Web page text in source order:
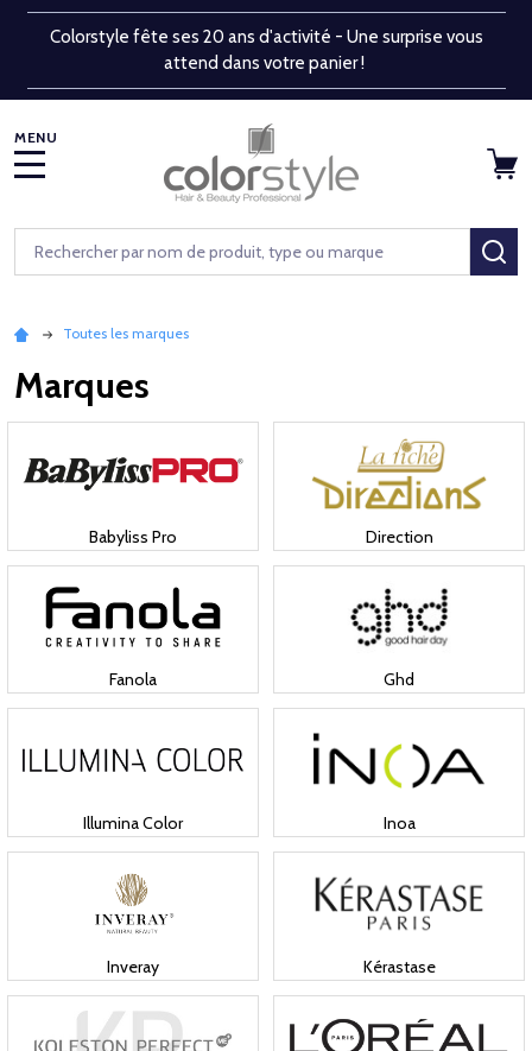
Colorstyle fête ses 20 ans d'activité - Une surprise vous
attend dans votre panier !
Rechercher
Toutes les marques
Marques
Babyliss Pro Direction
Fanola Ghd
Illumina Color Inoa
Inveray Kérastase